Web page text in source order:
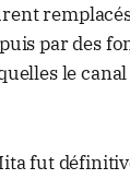
par des
le
fut